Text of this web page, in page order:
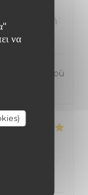
να
Ποιότητα / Τιμή :
ce bistrot où
: